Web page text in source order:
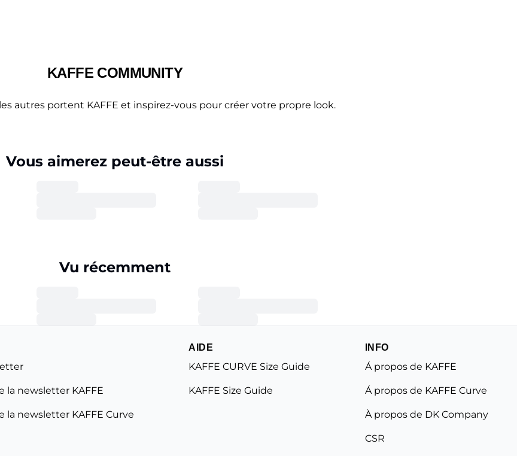
KAFFE COMMUNITY
autres portent KAFFE et inspirez-vous pour créer votre propre look.
Vous aimerez peut-être aussi
Vu récemment
la newsletter KAFFE
la newsletter KAFFE Curve
AIDE
KAFFE CURVE Size Guide
KAFFE Size Guide
INFO
Á propos de KAFFE
Á propos de KAFFE Curve
À propos de DK Company
CSR